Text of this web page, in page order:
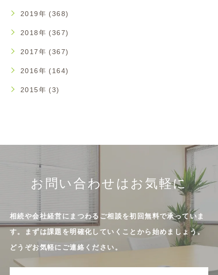
2019年 (368)
2018年 (367)
2017年 (367)
2016年 (164)
2015年 (3)
お問い合わせはお気軽に
相続や会社経営にまつわるご相談を初回無料で承っていま
す。まずは課題を明確化していくことから始めましょう。
どうぞお気軽にご連絡ください。